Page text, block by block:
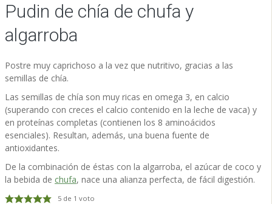
Pudin de chía de chufa y
algarroba
Postre muy caprichoso a la vez que nutritivo, gracias a las
semillas de chía.
Las semillas de chía son muy ricas en omega 3, en calcio
(superando con creces el calcio contenido en la leche de vaca) y
en proteínas completas (contienen los 8 aminoácidos
esenciales). Resultan, además, una buena fuente de
antioxidantes.
De la combinación de éstas con la algarroba, el azúcar de coco y
la bebida de chufa, nace una alianza perfecta, de fácil digestión.
5de 1 voto